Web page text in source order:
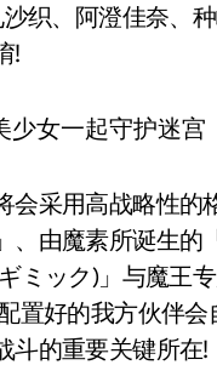
沙织、阿澄佳奈
!
采用高战略性的
、由魔素所诞生
ミック)」与魔王
置好的我方伙伴
斗的重要关键所在!